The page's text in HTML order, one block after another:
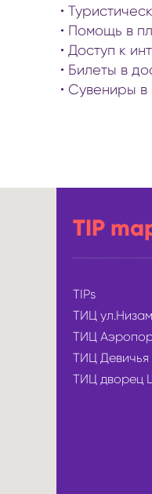
•
• Помощь в
• Доступ к
• Билеты в
• Сувениры в
TIP
TIPs
ТИЦ
ТИЦ
ТИЦ
ТИЦ дворец